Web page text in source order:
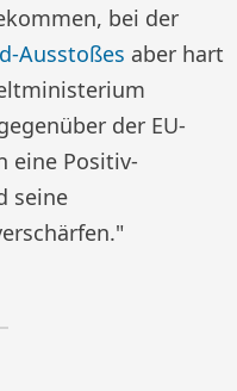
bei der
Ausstoßes aber hart
der EU-
eine Positiv-
seine